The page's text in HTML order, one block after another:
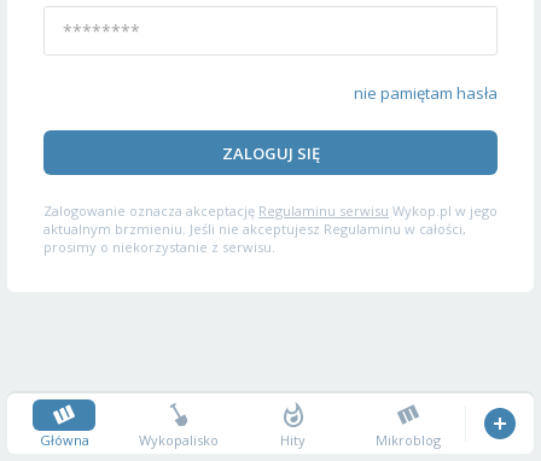
nie pamiętam hasła
ZALOGUJ SIĘ
Zalogowanie oznacza akceptację Regulaminu serwisu Wykop.pl w jego
aktualnym brzmieniu. Jeśli nie akceptujesz Regulaminu w całości,
prosimy o niekorzystanie z serwisu.
Główna Wykopalisko Hity Mikroblog